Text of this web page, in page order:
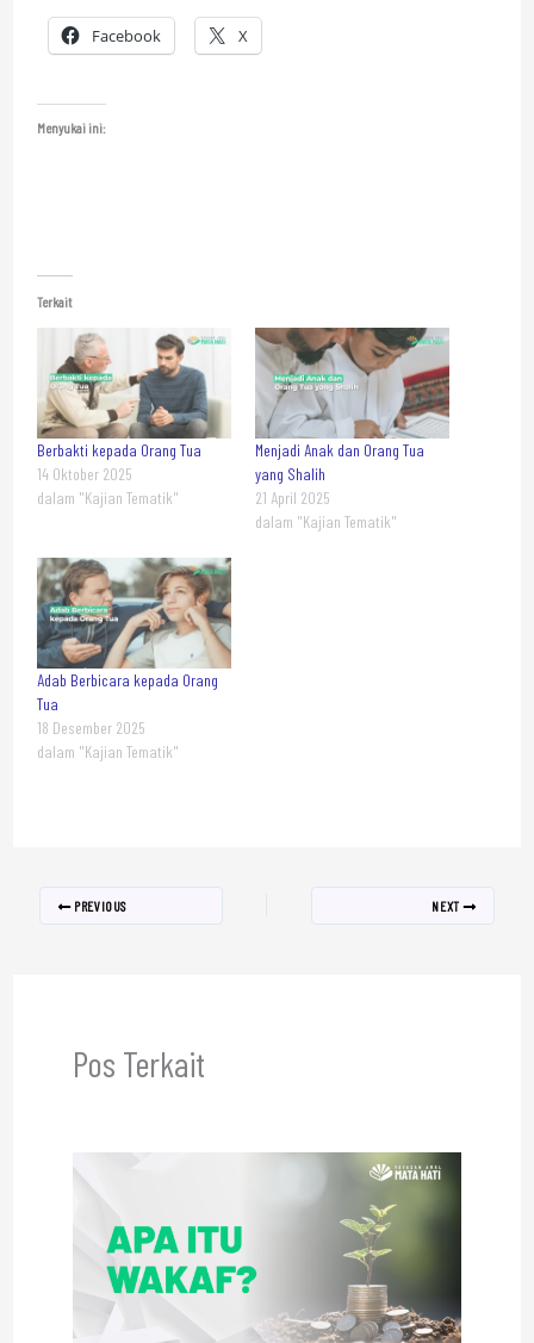
Facebook X
Menyukai ini:
Terkait
Berbakti kepada Orang Tua
14 Oktober 2025
dalam "Kajian Tematik"
Menjadi Anak dan Orang Tua
yang Shalih
21 April 2025
dalam "Kajian Tematik"
Adab Berbicara kepada Orang
Tua
18 Desember 2025
dalam "Kajian Tematik"
PREVIOUS NEXT
Pos Terkait